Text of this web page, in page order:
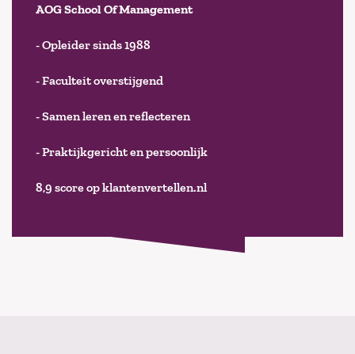
AOG School Of Management
- Opleider sinds 1988
- Faculteit overstijgend
- Samen leren en reflecteren
- Praktijkgericht en persoonlijk
8,9 score op klantenvertellen.nl